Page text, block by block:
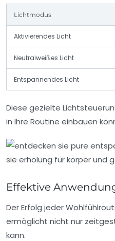
Lichtmodus
Aktivierendes Licht
Neutralweißes Licht
Entspannendes Licht
Diese gezielte
in Ihre Routine einbauen
Effektive
Der Erfolg jeder
ermöglicht nicht nur
kann.